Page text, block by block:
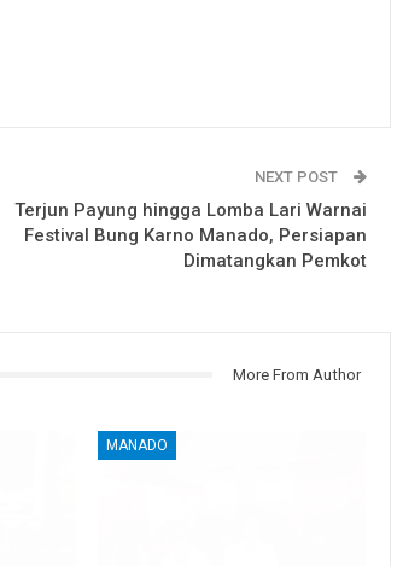
NEXT POST
Terjun Payung hingga Lomba Lari Warnai
Festival Bung Karno Manado, Persiapan
Dimatangkan Pemkot
More From Author
MANADO